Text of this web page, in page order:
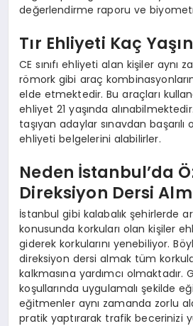
değerlendirme raporu ve
Tır Ehliyeti Kaç
CE sınıfı ehliyeti alan kişiler aynı
römork gibi araç
elde etmektedir. Bu araçları
ehliyet 21 yaşında
taşıyan adaylar sınavdan başarılı
ehliyeti belgelerini alabilirler.
Neden İstanbul’da
Direksiyon Dersi
İstanbul gibi kalabalık şehirlerde
konusunda korkuları olan kişiler
giderek korkularını yenebiliyor.
direksiyon dersi almak tüm
kalkmasına yardımcı olmaktadır.
koşullarında uygulamalı şekilde
eğitmenler aynı zamanda zorlu
pratik yaptırarak trafik becerinizi